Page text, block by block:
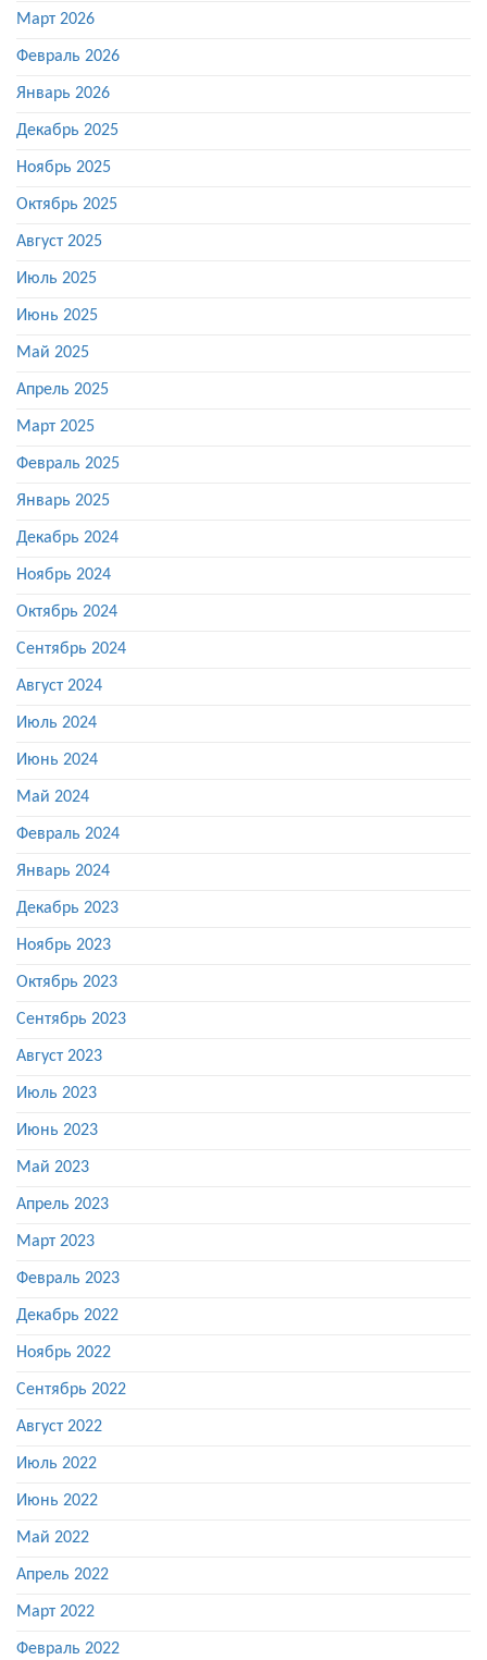
Март 2026
Февраль 2026
Январь 2026
Декабрь 2025
Ноябрь 2025
Октябрь 2025
Август 2025
Июль 2025
Июнь 2025
Май 2025
Апрель 2025
Март 2025
Февраль 2025
Январь 2025
Декабрь 2024
Ноябрь 2024
Октябрь 2024
Сентябрь 2024
Август 2024
Июль 2024
Июнь 2024
Май 2024
Февраль 2024
Январь 2024
Декабрь 2023
Ноябрь 2023
Октябрь 2023
Сентябрь 2023
Август 2023
Июль 2023
Июнь 2023
Май 2023
Апрель 2023
Март 2023
Февраль 2023
Декабрь 2022
Ноябрь 2022
Сентябрь 2022
Август 2022
Июль 2022
Июнь 2022
Май 2022
Апрель 2022
Март 2022
Февраль 2022